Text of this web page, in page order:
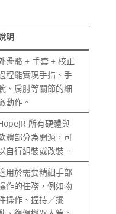
明
骨骼 + 手套 + 校正
程能實現手指、手
、肩肘等關節的細
動作。
所有硬體與
體部分為開源，可
自行組裝或改裝。
用於需要精細手部
作的任務，例如物
操作、握持／擺